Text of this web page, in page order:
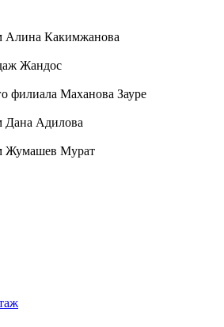
Алина Какимжанова
Жандос
филиала Маханова Зауре
Дана Адилова
Жумашев Мурат